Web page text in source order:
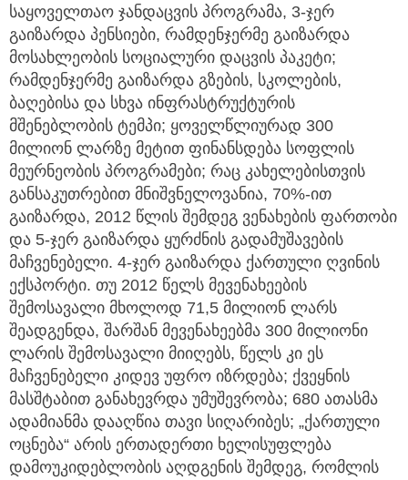
საყოველთაო ჯანდაცვის პროგრამა, 3-ჯერ
გაიზარდა პენსიები, რამდენჯერმე გაიზარდა
მოსახლეობის სოციალური დაცვის პაკეტი;
რამდენჯერმე გაიზარდა გზების, სკოლების,
ბაღებისა და სხვა ინფრასტრუქტურის
მშენებლობის ტემპი; ყოველწლიურად 300
მილიონ ლარზე მეტით ფინანსდება სოფლის
მეურნეობის პროგრამები; რაც კახელებისთვის
განსაკუთრებით მნიშვნელოვანია, 70%-ით
გაიზარდა, 2012 წლის შემდეგ ვენახების ფართობი
და 5-ჯერ გაიზარდა ყურძნის გადამუშავების
მაჩვენებელი. 4-ჯერ გაიზარდა ქართული ღვინის
ექსპორტი. თუ 2012 წელს მევენახეების
შემოსავალი მხოლოდ 71,5 მილიონ ლარს
შეადგენდა, შარშან მევენახეებმა 300 მილიონი
ლარის შემოსავალი მიიღებს, წელს კი ეს
მაჩვენებელი კიდევ უფრო იზრდება; ქვეყნის
მასშტაბით განახევრდა უმუშევრობა; 680 ათასმა
ადამიანმა დააღწია თავი სიღარიბეს; „ქართული
ოცნება“ არის ერთადერთი ხელისუფლება
დამოუკიდებლობის აღდგენის შემდეგ, რომლის